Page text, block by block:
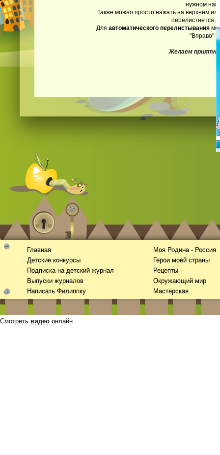
нужном
Также можно просто нажать на верхнем
перелистнется
Для автоматического перелистывания
"Вправо"
Желаем
Главная
Детские конкурсы
Подписка на детский журнал
Выпуски журналов
Написать Филиппку
Моя Родина - Россия
Герои моей страны
Рецепты
Окружающий мир
Мастерская
Смотреть видео онлайн